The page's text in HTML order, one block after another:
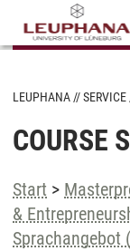
LEUPHANA SERVICE
COURSE
Start >
&
Sprachangebot